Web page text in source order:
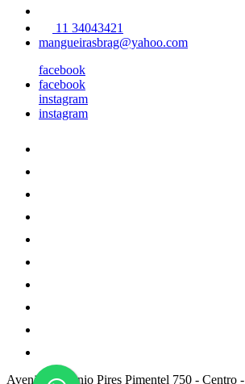
11 34043421
mangueirasbrag@yahoo.com
facebook
facebook
instagram
instagram
Avenida Antônio Pires Pimentel 750 - Centro -